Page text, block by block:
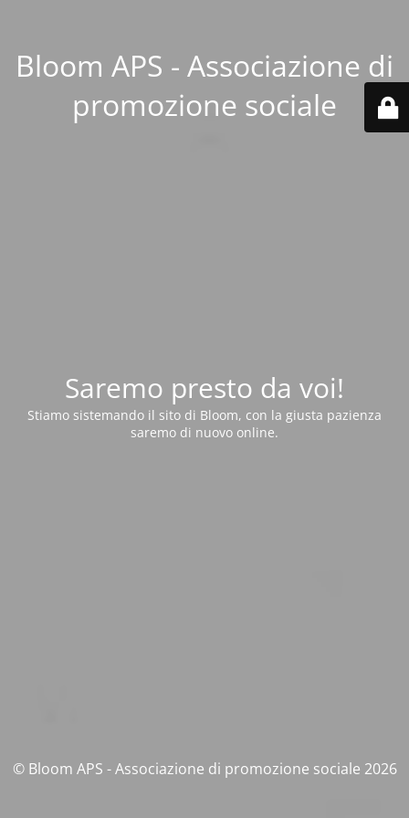
Bloom APS - Associazione di
promozione sociale
Saremo presto da voi!
Stiamo sistemando il sito di Bloom, con la giusta pazienza
saremo di nuovo online.
© Bloom APS - Associazione di promozione sociale 2026